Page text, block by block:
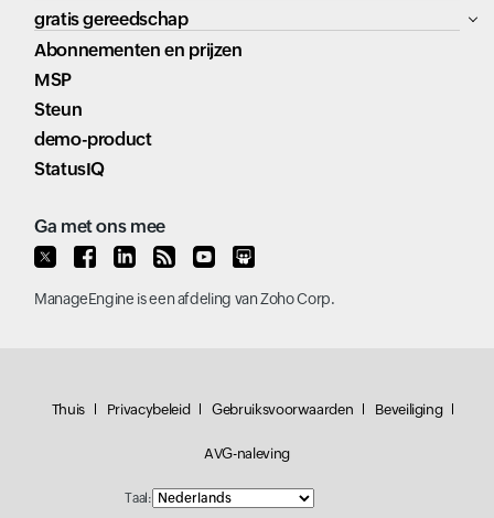
gratis gereedschap
Abonnementen en prijzen
MSP
Steun
demo-product
StatusIQ
Ga met ons mee
ManageEngine is een afdeling vanZoho Corp.
Thuis Privacybeleid Gebruiksvoorwaarden Beveiliging
AVG-naleving
Taal: